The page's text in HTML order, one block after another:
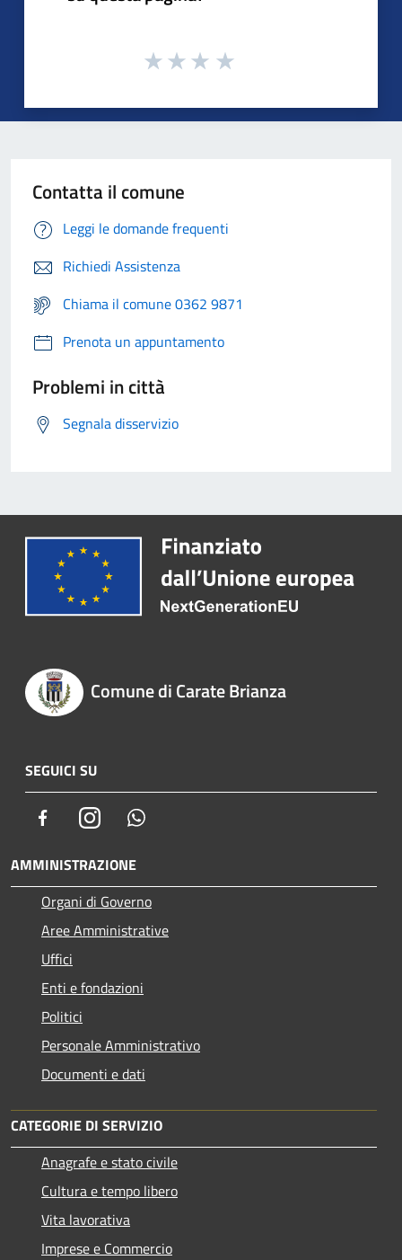
Contatta il comune
Leggi le domande frequenti
Richiedi Assistenza
Chiama il comune 0362 9871
Prenota un appuntamento
Problemi in città
Segnala disservizio
Comune di Carate Brianza
SEGUICI SU
FacebookInstagram
AMMINISTRAZIONE
Organi di Governo
Aree Amministrative
Uffici
Enti e fondazioni
Politici
Personale Amministrativo
Documenti e dati
CATEGORIE DI SERVIZIO
Anagrafe e stato civile
Cultura e tempo libero
Vita lavorativa
Imprese e Commercio